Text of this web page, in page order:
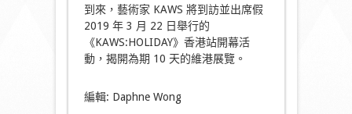
到來，藝術家 KAWS 將到訪並出席假
2019 年 3 月 22 日舉行的
《KAWS:HOLIDAY》香港站開幕活
動，揭開為期 10 天的維港展覽。
編輯: Daphne Wong